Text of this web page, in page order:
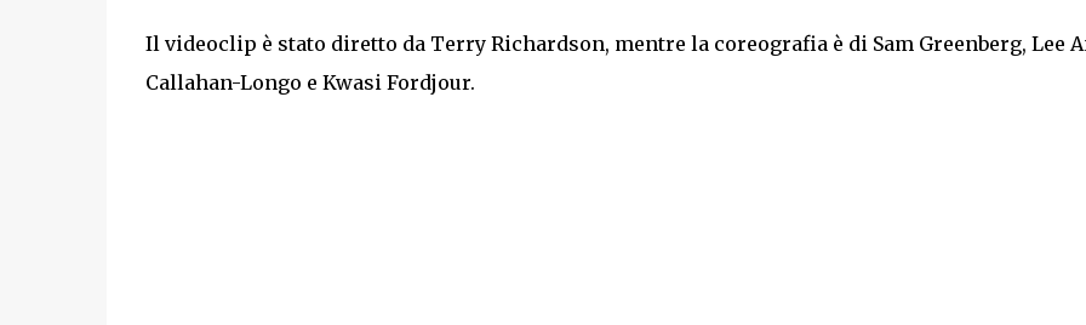
Il videoclip è stato diretto da Terry Richardson, mentre la coreografia è di Sam Greenberg, Lee
Callahan-Longo e Kwasi Fordjour.